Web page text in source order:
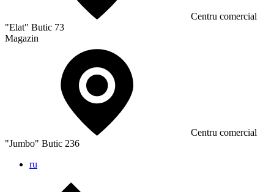
Сentru comercial
"Elat" Butic 73
Magazin
Сentru comercial
"Jumbo" Butic 236
ru